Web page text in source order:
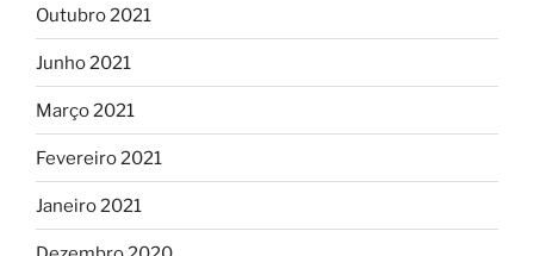
Outubro 2021
Junho 2021
Março 2021
Fevereiro 2021
Janeiro 2021